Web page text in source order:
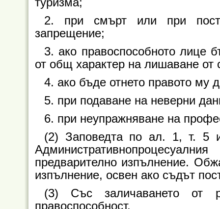
2. при смърт или при
запрещение;
3. ако правоспособното лице
от общ характер на лишаване от
4. ако бъде отнето правото му
5. при подаване на неверни
6. при неупражняване на
(2) Заповедта по ал. 1, т. 5
предварително изпълнение.
изпълнение, освен ако съдът
(3) Със заличаването от
правоспособност.